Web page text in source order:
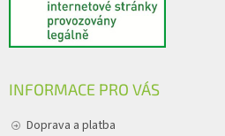
INFORMACE PRO VÁS
Doprava a platba